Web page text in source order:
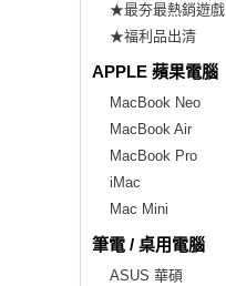
★最夯最熱銷遊戲
★福利品出清
APPLE 蘋果電腦
MacBook Neo
MacBook Air
MacBook Pro
iMac
Mac Mini
筆電 / 桌用電腦
ASUS 華碩